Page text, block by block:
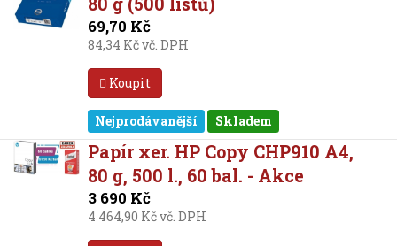
69,70 Kč
84,34 Kč vč. DPH
Koupit
Nejprodávanější Skladem
Papír xer. HP Copy CHP910 A4,
80 g, 500 l., 60 bal. - Akce
3 690 Kč
4 464,90 Kč vč. DPH